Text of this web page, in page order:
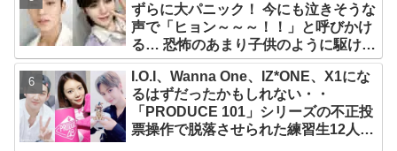
ずらに大パニック！ 今にも泣きそうな
声で「ヒョン～～～！！」と呼びかけ
る… 恐怖のあまり子供のように駆け出
す姿がかわいい
I.O.I、Wanna One、IZ*ONE、X1にな
るはずだったかもしれない・・
「PRODUCE 101」シリーズの不正投
票操作で脱落させられた練習生12人の